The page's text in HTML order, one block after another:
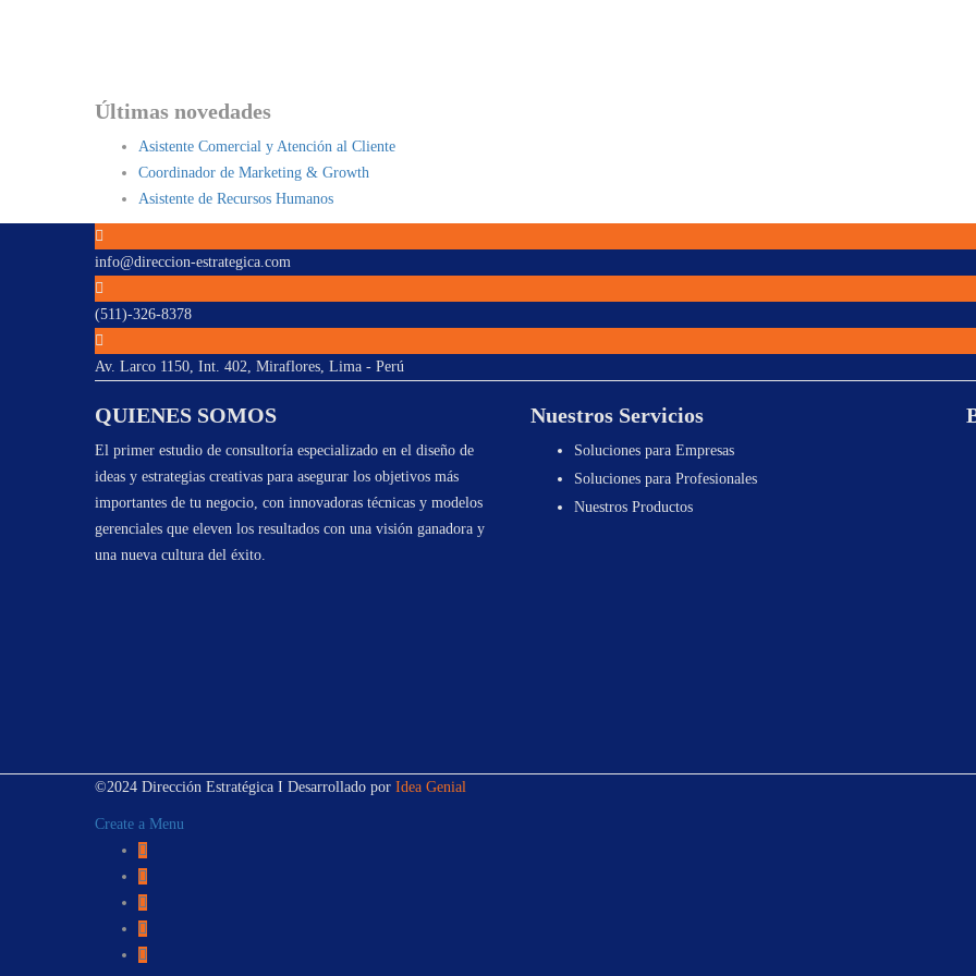
Últimas novedades
Asistente Comercial y Atención al Cliente
Coordinador de Marketing & Growth
Asistente de Recursos Humanos
info@direccion-estrategica.com
(511)-326-8378
Av. Larco 1150, Int. 402, Miraflores, Lima - Perú
QUIENES SOMOS
El primer estudio de consultoría especializado en el diseño de
ideas y estrategias creativas para asegurar los objetivos más
importantes de tu negocio, con innovadoras técnicas y modelos
gerenciales que eleven los resultados con una visión ganadora y
una nueva cultura del éxito.
Nuestros Servicios
Soluciones para Empresas
Soluciones para Profesionales
Nuestros Productos
©2024 Dirección Estratégica I Desarrollado por Idea Genial
Create a Menu